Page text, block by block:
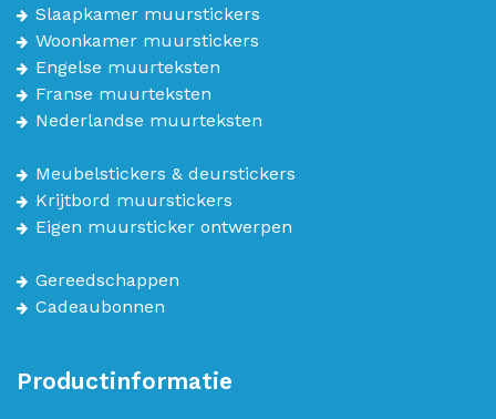
Slaapkamer muurstickers
Woonkamer muurstickers
Engelse muurteksten
Franse muurteksten
Nederlandse muurteksten
Meubelstickers & deurstickers
Krijtbord muurstickers
Eigen muursticker ontwerpen
Gereedschappen
Cadeaubonnen
Productinformatie